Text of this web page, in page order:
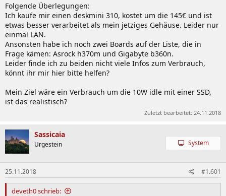
Folgende Überlegungen:
Ich kaufe mir einen deskmini 310, kostet um die 145€ und ist
etwas besser verarbeitet als mein jetziges Gehäuse. Leider nur
einmal LAN.
Ansonsten habe ich noch zwei Boards auf der Liste, die in
Frage kämen: Asrock h370m und Gigabyte b360n.
Leider finde ich zu beiden nicht viele Infos zum Verbrauch,
könnt ihr mir hier bitte helfen?
Mein Ziel wäre ein Verbrauch um die 10W idle mit einer SSD,
ist das realistisch?
Zuletzt bearbeitet: 24.11.2018
Sassicaia
Urgestein System
25.11.2018 #1.601
deveth0 schrieb: